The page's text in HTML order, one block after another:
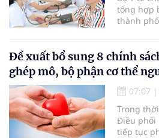
tổng hợp
thành
nhận
30% dân
sức khỏe
Đề xuất bổ sung 8 chính
ghép mô, bộ phận cơ thể
07:07 |
Trong
Điều phối
tiếp tục